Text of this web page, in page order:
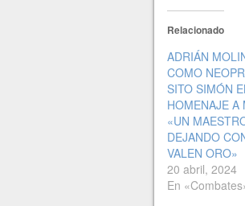
Relacionado
ADRIÁN
COMO
SITO SIMÓN
HOMENAJE A
«UN
DEJANDO
VALEN ORO»
20 abril, 2024
En